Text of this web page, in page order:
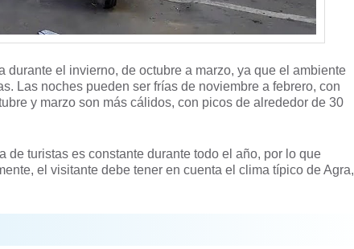
durante el invierno, de octubre a marzo, ya que el ambiente
Las noches pueden ser frías de noviembre a febrero, con
y marzo son más cálidos, con picos de alrededor de 30
turistas es constante durante todo el año, por lo que
el visitante debe tener en cuenta el clima típico de Agra,